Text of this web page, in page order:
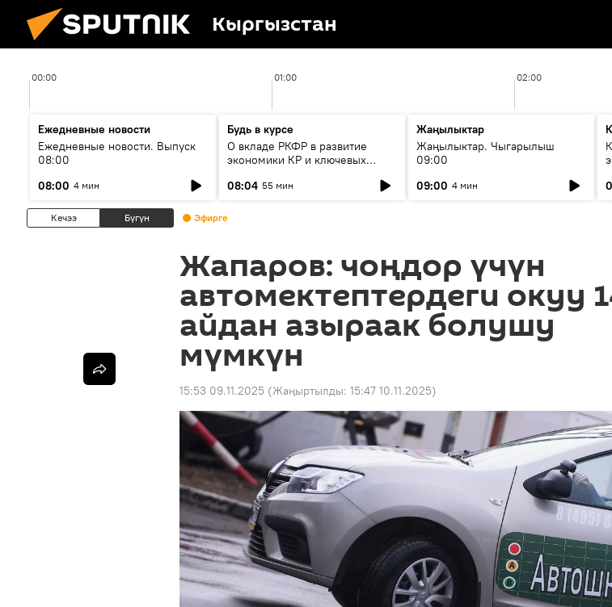
Кыргызстан
00:00 01:00 02:00
Ежедневные новости
Ежедневные новости. Выпуск
08:00
08:00 4 мин
Будь в курсе
О вкладе РКФР в развитие
экономики КР и ключевых
08:04 55 мин
Жаңылыктар
Жаңылыктар. Чыгарылыш
09:00
09:00 4 мин
Кечээ Бүгүн Эфирге
Жапаров: чоңдор үчүн
автомектептердеги окуу
айдан азыраак болушу
мүмкүн
15:53 09.11.2025 (Жаңыртылды: 15:47 10.11.2025)